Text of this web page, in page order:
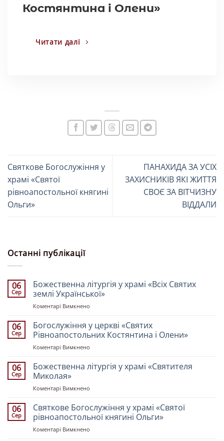
Костянтина і Олени»
Читати далі
Святкове Богослужіння у
храмі «Святої
рівноапостольної княгині
Ольги»
ПАНАХИДА ЗА УСІХ
ЗАХИСНИКІВ ЯКІ ЖИТТЯ
СВОЄ ЗА ВІТЧИЗНУ
ВІДДАЛИ
Останні публікації
06
Сер
Божественна літургія у храмі «Всіх Святих
землі Української»
Коментарі Вимкнено
літургія
у
храмі
землі
Української»
06
Сер
Богослужіння у церкві «Святих
Рівноапостольних Костянтина і Олени»
Коментарі Вимкнено
у
церкві
і
Олени»
06
Сер
Божественна літургія у храмі «Святителя
Миколая»
Коментарі Вимкнено
літургія
у
храмі
06
Сер
Святкове Богослужіння у храмі «Святої
рівноапостольної княгині Ольги»
Коментарі Вимкнено